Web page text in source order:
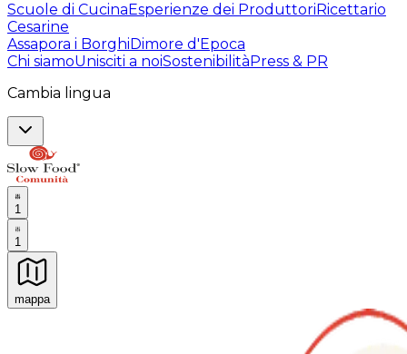
Scuole di CucinaEsperienze dei ProduttoriRicettario
Cesarine
Assapora i BorghiDimore d'Epoca
Chi siamoUnisciti a noiSostenibilitàPress & PR
Cambia lingua
1
1
mappa
Esperienze culinarie indimenticabili: Esperienze